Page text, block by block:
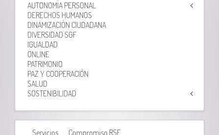
AUTONOMÍA PERSONAL
DERECHOS HUMANOS
DINAMIZACIÓN CIUDADANA
DIVERSIDAD SGF
IGUALDAD
ONLINE
PATRIMONIO
PAZ Y COOPERACIÓN
SALUD
SOSTENIBILIDAD
Servicios Compromiso RSE